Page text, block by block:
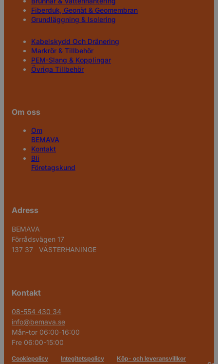
Fiberduk, Geonät & Geomembran
Grundläggning & Isolering
Kabelskydd Och Dränering
Markrör & Tillbehör
PEM-Slang & Kopplingar
Övriga Tillbehör
Om oss
Om
BEMAVA
Kontakt
Bli
Företagskund
Adress
BEMAVA
Förrådsvägen 17
137 37 VÄSTERHANINGE
Kontakt
08-554 430 34
info@bemava.se
Mån-tor 06:00-16:00
Fre 06:00-15:00
Cookiepolicy Integitetspolicy
Köp- och leveransvillkor